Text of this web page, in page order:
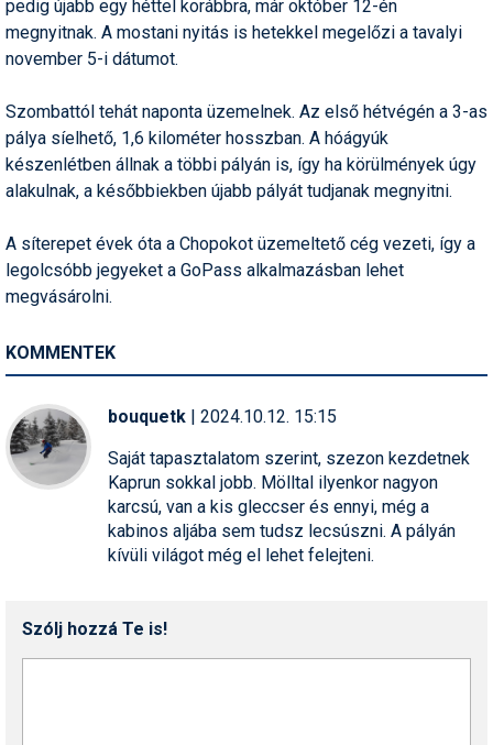
Sífelszerelés
Síléc
Símánia
Síruházat
Síszerviz
Sítechnika
Snowboard
Snowboardfelszerelés
Szakértők
pedig újabb egy héttel korábbra, már október 12-én
megnyitnak. A mostani nyitás is hetekkel megelőzi a tavalyi
november 5-i dátumot.
Szombattól tehát naponta üzemelnek. Az első hétvégén a 3-as
pálya síelhető, 1,6 kilométer hosszban. A hóágyúk
készenlétben állnak a többi pályán is, így ha körülmények úgy
alakulnak, a későbbiekben újabb pályát tudjanak megnyitni.
A síterepet évek óta a Chopokot üzemeltető cég vezeti, így a
legolcsóbb jegyeket a GoPass alkalmazásban lehet
megvásárolni.
KOMMENTEK
bouquetk | 2024.10.12. 15:15
Saját tapasztalatom szerint, szezon kezdetnek
Kaprun sokkal jobb. Mölltal ilyenkor nagyon
karcsú, van a kis gleccser és ennyi, még a
kabinos aljába sem tudsz lecsúszni. A pályán
kívüli világot még el lehet felejteni.
Szólj hozzá Te is!